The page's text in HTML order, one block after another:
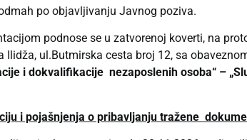
po objavljivanju Javnog poziva.
podnose se u zatvorenoj koverti, na
Ilidža, ul.Butmirska cesta broj 12, sa
i dokvalifikacije nezaposlenih osoba“ –
i pojašnjenja o pribavljanju tražene